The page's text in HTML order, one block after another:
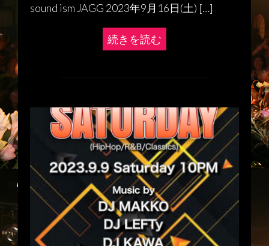
sound ism JAGG 2023年9月16日(土) […]
続きを読む